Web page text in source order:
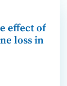
effect of
loss in